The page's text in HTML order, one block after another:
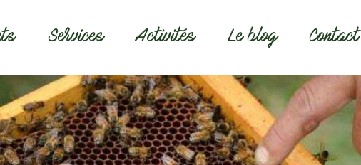
Services Activités Le blog Contact